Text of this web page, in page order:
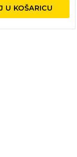
U KOŠARICU